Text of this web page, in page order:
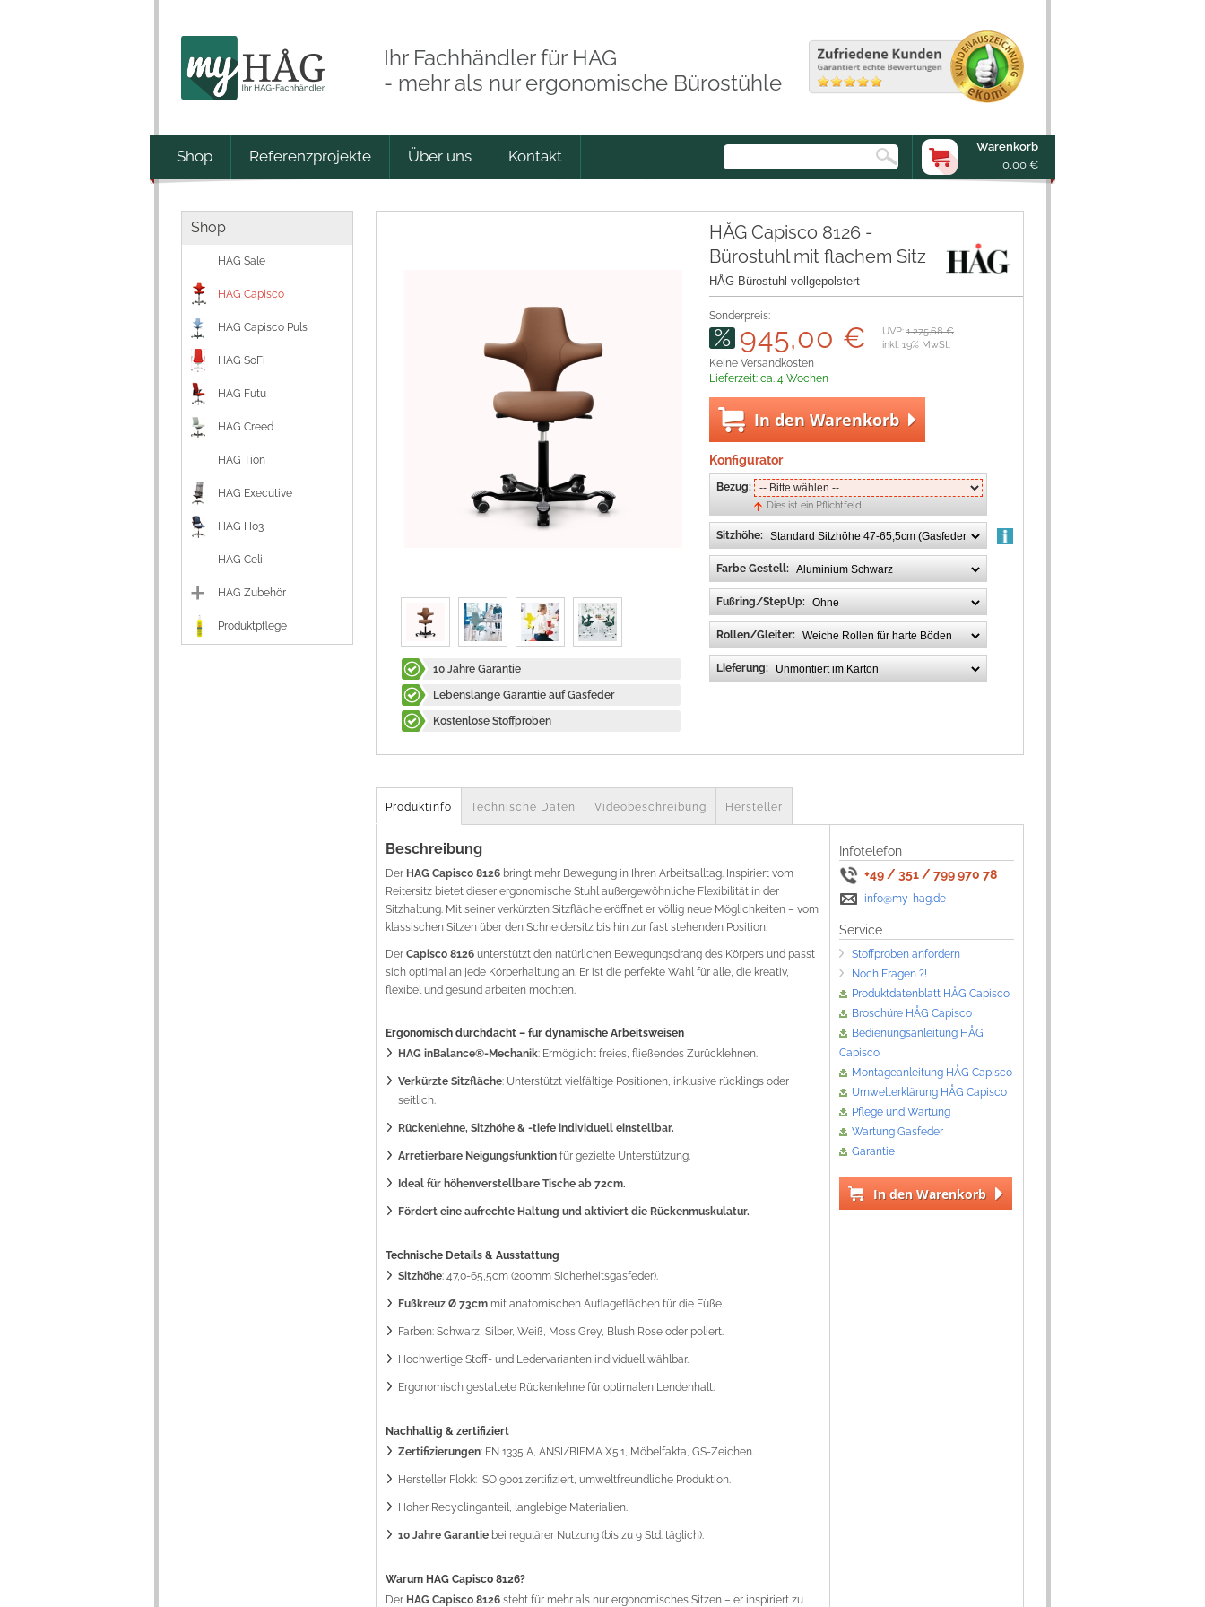
Ihr Fachhändler für HAG
- mehr als nur ergonomische Bürostühle
Shop Referenzprojekte Über uns Kontakt
Warenkorb
0,00 €
10 Jahre Garantie
Lebenslange Garantie auf Gasfeder
Kostenlose Stoffproben
HÅG Capisco 8126 -
Bürostuhl mit flachem Sitz
HÅG Bürostuhl vollgepolstert
UVP: 1.275,68 €
Sonderpreis:
945,00 € inkl. 19% MwSt.
Keine Versandkosten
Lieferzeit: ca. 4 Wochen
In den Warenkorb
Konfigurator
Bezug:
Dies ist ein Pflichtfeld.
Sitzhöhe:
Farbe Gestell:
Fußring/StepUp:
Rollen/Gleiter:
Lieferung:
Infotelefon
+49 / 351 / 799 970 78
info@my-hag.de
Service
Stoffproben anfordern
Noch Fragen ?!
Produktdatenblatt HÅG Capisco
Broschüre HÅG Capisco
Bedienungsanleitung HÅG
Capisco
Montageanleitung HÅG Capisco
Umwelterklärung HÅG Capisco
Pflege und Wartung
Wartung Gasfeder
Garantie
In den Warenkorb
Produktinfo Technische Daten Videobeschreibung Hersteller
Beschreibung
Der HAG Capisco 8126 bringt mehr Bewegung in Ihren Arbeitsalltag. Inspiriert vom
Reitersitz bietet dieser ergonomische Stuhl außergewöhnliche Flexibilität in der
Sitzhaltung. Mit seiner verkürzten Sitzfläche eröffnet er völlig neue Möglichkeiten – vom
klassischen Sitzen über den Schneidersitz bis hin zur fast stehenden Position.
Der Capisco 8126 unterstützt den natürlichen Bewegungsdrang des Körpers und passt
sich optimal an jede Körperhaltung an. Er ist die perfekte Wahl für alle, die kreativ,
flexibel und gesund arbeiten möchten.
Ergonomisch durchdacht – für dynamische Arbeitsweisen
HAG inBalance®-Mechanik: Ermöglicht freies, fließendes Zurücklehnen.
Verkürzte Sitzfläche: Unterstützt vielfältige Positionen, inklusive rücklings oder
seitlich.
Rückenlehne, Sitzhöhe & -tiefe individuell einstellbar.
Arretierbare Neigungsfunktion für gezielte Unterstützung.
Ideal für höhenverstellbare Tische ab 72cm.
Fördert eine aufrechte Haltung und aktiviert die Rückenmuskulatur.
Technische Details & Ausstattung
Sitzhöhe: 47,0-65,5cm (200mm Sicherheitsgasfeder).
Fußkreuz Ø 73cm mit anatomischen Auflageflächen für die Füße.
Farben: Schwarz, Silber, Weiß, Moss Grey, Blush Rose oder poliert.
Hochwertige Stoff- und Ledervarianten individuell wählbar.
Ergonomisch gestaltete Rückenlehne für optimalen Lendenhalt.
Nachhaltig & zertifiziert
Zertifizierungen: EN 1335 A, ANSI/BIFMA X5.1, Möbelfakta, GS-Zeichen.
Hersteller Flokk: ISO 9001 zertifiziert, umweltfreundliche Produktion.
Hoher Recyclinganteil, langlebige Materialien.
10 Jahre Garantie bei regulärer Nutzung (bis zu 9 Std. täglich).
Warum HAG Capisco 8126?
Der HAG Capisco 8126 steht für mehr als nur ergonomisches Sitzen – er inspiriert zu
Shop
HAG Sale
HAG Capisco
HAG Capisco Puls
HAG SoFi
HAG Futu
HAG Creed
HAG Tion
HAG Executive
HAG H03
HAG Celi
HAG Zubehör
Produktpflege